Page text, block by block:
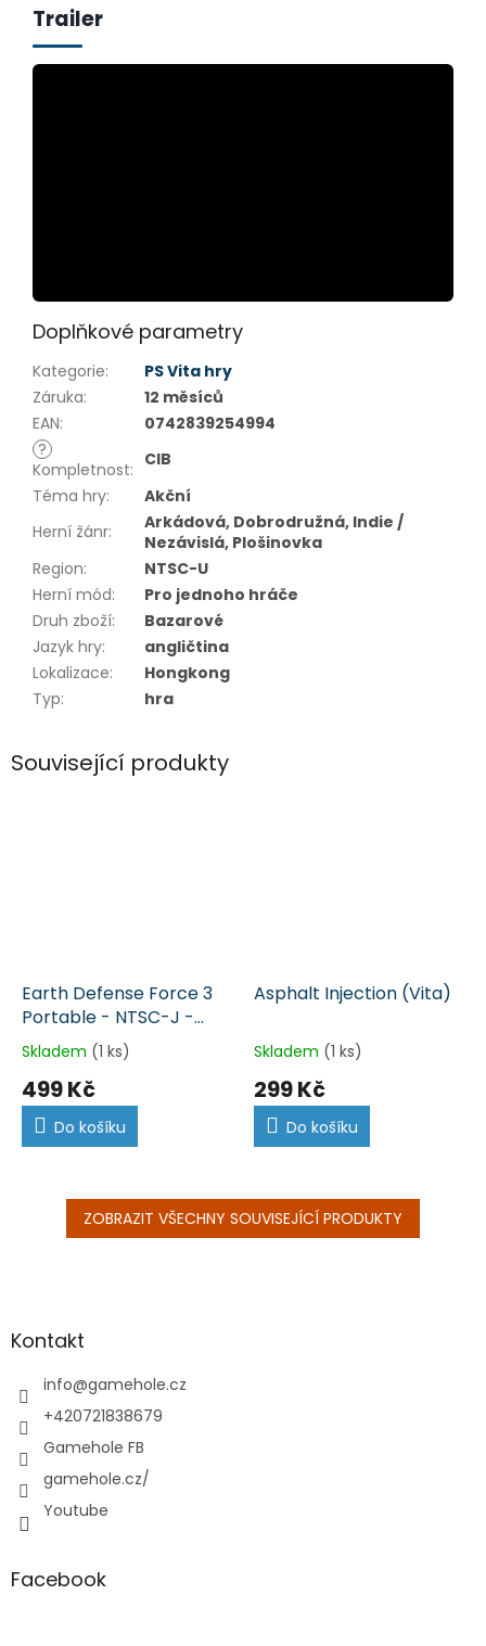
Trailer
Doplňkové parametry
Kategorie:
PS Vita hry
Záruka:
12 měsíců
EAN:
0742839254994
?
Kompletnost: CIB
Téma hry:
Akční
Herní žánr:
Arkádová, Dobrodružná, Indie /
Nezávislá, Plošinovka
Region:
NTSC-U
Herní mód:
Pro jednoho hráče
Druh zboží:
Bazarové
Jazyk hry:
angličtina
Lokalizace:
Hongkong
Typ: hra
Související produkty
Earth Defense Force 3
Portable - NTSC-J -
japonsky (Vita)
Skladem (1 ks)
499 Kč
Do košíku
Asphalt Injection (Vita)
Skladem (1 ks)
299 Kč
Do košíku
ZOBRAZIT VŠECHNY SOUVISEJÍCÍ PRODUKTY
aKontakt
info@gamehole.cz
+420721838679
Gamehole FB
gamehole.cz/
Youtube
Facebook